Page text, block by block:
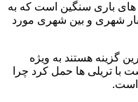
ماشین های باری سنگین است که به
شهری و بین شهری مورد
بار های 22 تنی بهترین گزینه هستند به ویژه
با تریلی ها حمل کرد چرا